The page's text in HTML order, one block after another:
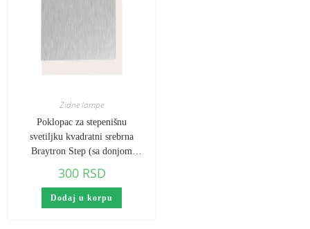
Zidne lampe
Poklopac za stepenišnu
svetiljku kvadratni srebrna
Braytron Step (sa donjom
300 RSD
Dodaj u korpu